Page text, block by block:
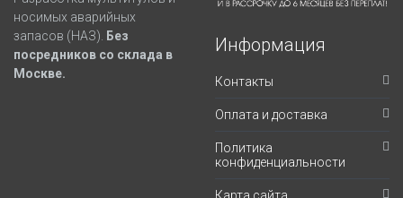
носимых аварийных
запасов (НАЗ).
Без
посредников со склада в
Москве.
Информация
Контакты
Оплата и доставка
Политика
конфиденциальности